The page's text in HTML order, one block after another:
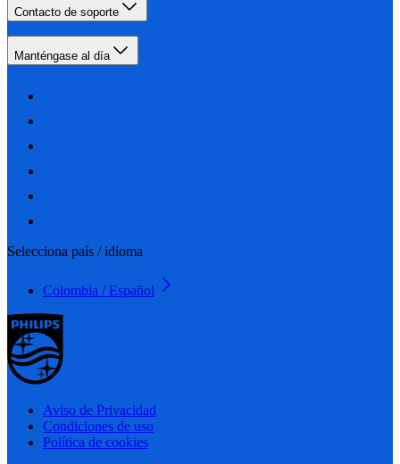
Contacto de soporte
Manténgase al día
Selecciona país / idioma
Colombia / Español
Aviso de Privacidad
Condiciones de uso
Política de cookies